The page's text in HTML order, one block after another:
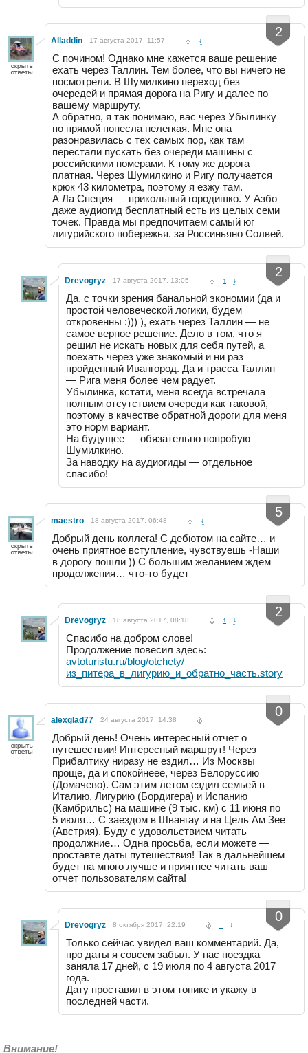
2
Alladdin 17 августа 2017, 11:57 ↓
С почином! Однако мне кажется ваше решение
ехать через Таллин. Тем более, что вы ничего не
посмотрели. В Шумилкино переход без
очередей и прямая дорога на Ригу и далее по
вашему маршруту.
А обратно, я так понимаю, вас через Убылинку
по прямой понесла нелегкая. Мне она
разонравилась с тех самых пор, как там
перестали пускать без очереди машины с
российскими номерами. К тому же дорога
платная. Через Шумилкино и Ригу получается
крюк 43 километра, поэтому я езжу там.
А Ла Специя — прикольный городишко. У Азбо
даже аудиогид бесплатный есть из целых семи
точек. Правда мы предпочитаем самый юг
лигурийского побережья. за Россиньяно Солвей.
2
Drevogryz 17 августа 2017, 13:05 ↑ ↓
Да, с точки зрения банальной экономии (да и
простой человеческой логики, будем
откровенны :))) ), ехать через Таллин — не
самое верное решение. Дело в том, что я
решил не искать новых для себя путей, а
поехать через уже знакомый и ни раз
пройденный Ивангород. Да и трасса Таллин
— Рига меня более чем радует.
Убылинка, кстати, меня всегда встречала
полным отсутствием очереди как таковой,
поэтому в качестве обратной дороги для меня
это норм вариант.
На будущее — обязательно попробую
Шумилкино.
За наводку на аудиогиды — отдельное
спасибо!
5
maestro 18 августа 2017, 06:48 ↓
Добрый день коллега! С дебютом на сайте… и
очень приятное вступление, чувствуешь -Наши
в дорогу пошли )) С большим желанием ждем
продолжения… что-то будет
2
Drevogryz 18 августа 2017, 08:18 ↑ ↓
Спасибо на добром слове!
Продолжение повесил здесь:
avtoturistu.ru/blog/otchety/
из_питера_в_лигурию_и_обратно_часть.story
0
alexglad77 24 августа 2017, 14:38 ↓
Добрый день! Очень интересный отчет о
путешествии! Интересный маршрут! Через
Прибалтику ниразу не ездил… Из Москвы
проще, да и спокойнеее, через Белоруссию
(Домачево). Сам этим летом ездил семьей в
Италию, Лигурию (Бордигера) и Испанию
(Камбрильс) на машине (9 тыс. км) с 11 июня по
5 июля… С заездом в Швангау и на Цель Ам Зее
(Австрия). Буду с удовольствием читать
продолжние… Одна просьба, если можете —
проставте даты путешествия! Так в дальнейшем
будет на много лучше и приятнее читать ваш
отчет пользователям сайта!
0
Drevogryz 8 октября 2017, 22:19 ↑ ↓
Только сейчас увидел ваш комментарий. Да,
про даты я совсем забыл. У нас поездка
заняла 17 дней, с 19 июля по 4 августа 2017
года.
Дату проставил в этом топике и укажу в
последней части.
Внимание!